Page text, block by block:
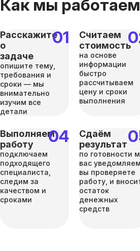
Как мы работаем
Расскажите
о
задаче
опишите тему,
требования и
сроки — мы
внимательно
изучим все
детали
Считаем
стоимость
на основе
информации
быстро
рассчитываем
цену и сроки
выполнения
Выполняем
работу
подключаем
подходящего
специалиста,
следим за
качеством и
сроками
Сдаём
результат
по готовности
вас уведомляем,
вы проверяете
работу, и
остаток
денежных
средств